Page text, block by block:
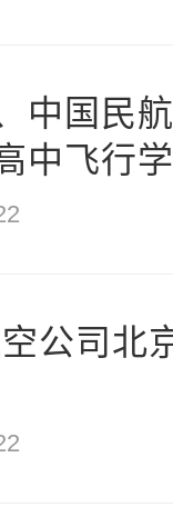
中国民
中飞行
公司北